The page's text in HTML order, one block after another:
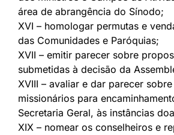
área de abrangência do Sínodo;
XVI – homologar permutas e
das Comunidades e Paróquias;
XVII – emitir parecer sobre
submetidas à decisão da
XVIII – avaliar e dar parecer
missionários para
Secretaria Geral, às instâncias
XIX – nomear os conselheiros e